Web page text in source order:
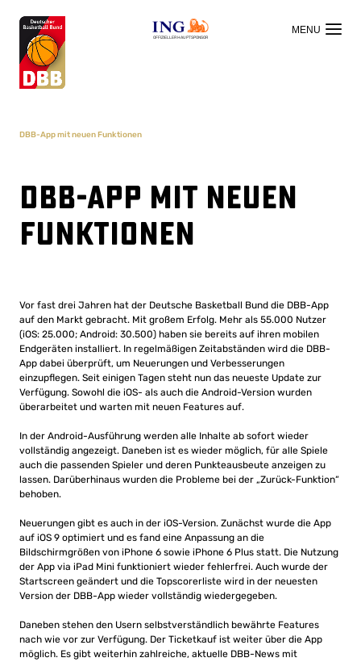
OFFIZIELLER HAUPTSPONSOR
DBB-App mit neuen Funktionen
DBB-App mit neuen
Funktionen
Vor fast drei Jahren hat der Deutsche Basketball Bund die DBB-App
auf den Markt gebracht. Mit großem Erfolg. Mehr als 55.000 Nutzer
(iOS: 25.000; Android: 30.500) haben sie bereits auf ihren mobilen
Endgeräten installiert. In regelmäßigen Zeitabständen wird die DBB-
App dabei überprüft, um Neuerungen und Verbesserungen
einzupflegen. Seit einigen Tagen steht nun das neueste Update zur
Verfügung. Sowohl die iOS- als auch die Android-Version wurden
überarbeitet und warten mit neuen Features auf.
In der Android-Ausführung werden alle Inhalte ab sofort wieder
vollständig angezeigt. Daneben ist es wieder möglich, für alle Spiele
auch die passenden Spieler und deren Punkteausbeute anzeigen zu
lassen. Darüberhinaus wurden die Probleme bei der „Zurück-Funktion“
behoben.
Neuerungen gibt es auch in der iOS-Version. Zunächst wurde die App
auf iOS 9 optimiert und es fand eine Anpassung an die
Bildschirmgrößen von iPhone 6 sowie iPhone 6 Plus statt. Die Nutzung
der App via iPad Mini funktioniert wieder fehlerfrei. Auch wurde der
Startscreen geändert und die Topscorerliste wird in der neuesten
Version der DBB-App wieder vollständig wiedergegeben.
Daneben stehen den Usern selbstverständlich bewährte Features
nach wie vor zur Verfügung. Der Ticketkauf ist weiter über die App
möglich. Es gibt weiterhin zahlreiche, aktuelle DBB-News mit